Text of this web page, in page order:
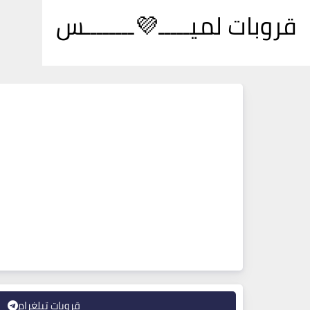
قروبات لميـــــ💜ــــــــس
قروبات تيلغرام